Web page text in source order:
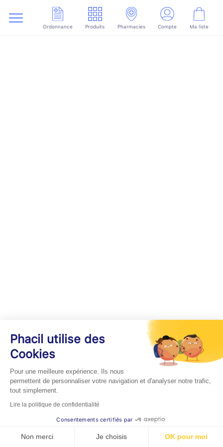
Ordonnance Produits Pharmacies Compte Ma liste
Phacil utilise des
Cookies
Pour une meilleure expérience. Ils nous
permettent de personnaliser votre navigation et d'analyser notre trafic,
tout simplement.
Lire la politique de confidentialité
Consentements certifiés par
Non merci Je choisis OK pour moi